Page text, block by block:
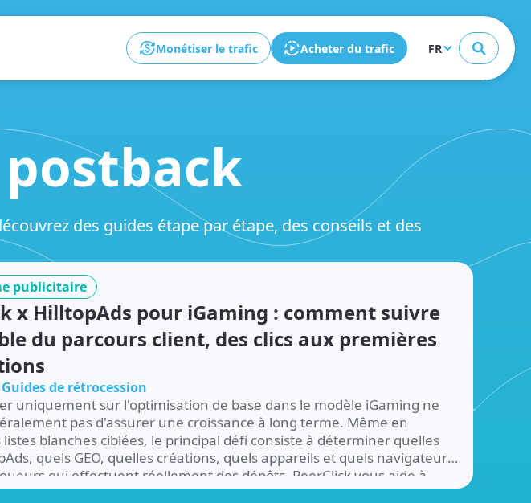
Monétiser le trafic Acheter du trafic FR
Fermer
des guides étape par étape, des conseils et des
publicitaire
x HilltopAds pour iGaming : comment suivre
du parcours client, des clics aux premières
de rétrocession
uniquement sur l'optimisation de base dans le modèle iGaming ne
pas d'assurer une croissance à long terme. Même en
blanches ciblées, le principal défi consiste à déterminer quelles
quels GEO, quelles créations, quels appareils et quels navigateurs
qui effectuent réellement des dépôts. PeerClick vous aide à
étape, depuis la première publicité…